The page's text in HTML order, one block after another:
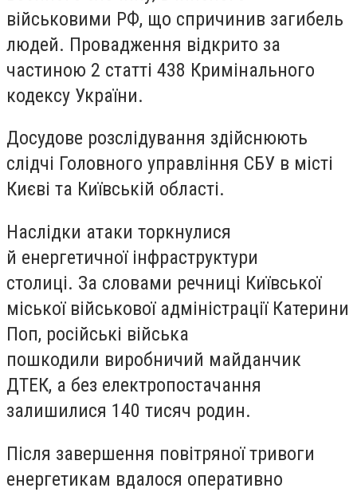
військовими РФ, що спричинив загибель
людей. Провадження відкрито за
частиною 2 статті 438 Кримінального
кодексу України.
Досудове розслідування здійснюють
слідчі Головного управління СБУ в місті
Києві та Київській області.
Наслідки атаки торкнулися
й енергетичної інфраструктури
столиці. За словами речниці Київської
міської військової адміністрації Катерини
Поп, російські війська
пошкодили виробничий майданчик
ДТЕК, а без електропостачання
залишилися 140 тисяч родин.
Після завершення повітряної тривоги
енергетикам вдалося оперативно